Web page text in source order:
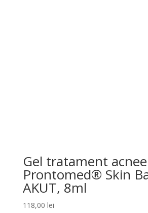
Gel tratament acnee
Prontomed® Skin
AKUT, 8ml
118,00 lei